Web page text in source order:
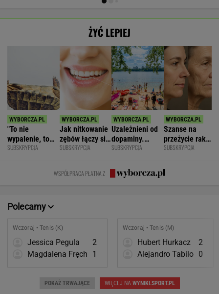
ŻYĆ LEPIEJ
"To nie
wypalenie, to
nie depresja".
SUBSKRYPCJA
Jak nitkowanie
zębów łączy się
ze zdrowiem
SUBSKRYPCJA
Uzależnieni od
dopaminy.
Psychiatra o
łatwego życia
SUBSKRYPCJA
Szanse na
przeżycie raka
widać na
Zaskakujące
badania
SUBSKRYPCJA
WSPÓŁPRACA PŁATNA Z
Polecamy
Wczoraj • Tenis (K)
Jessica Pegula
2
Magdalena Fręch
1
Wczoraj • Tenis (M)
Hubert Hurkacz
2
Alejandro Tabilo 0
POKAŻ TRWAJĄCE WIĘCEJ NAWYNIKI.SPORT.PL